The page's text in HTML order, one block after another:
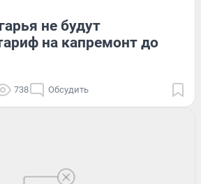
не будут
на капремонт до
738 Обсудить